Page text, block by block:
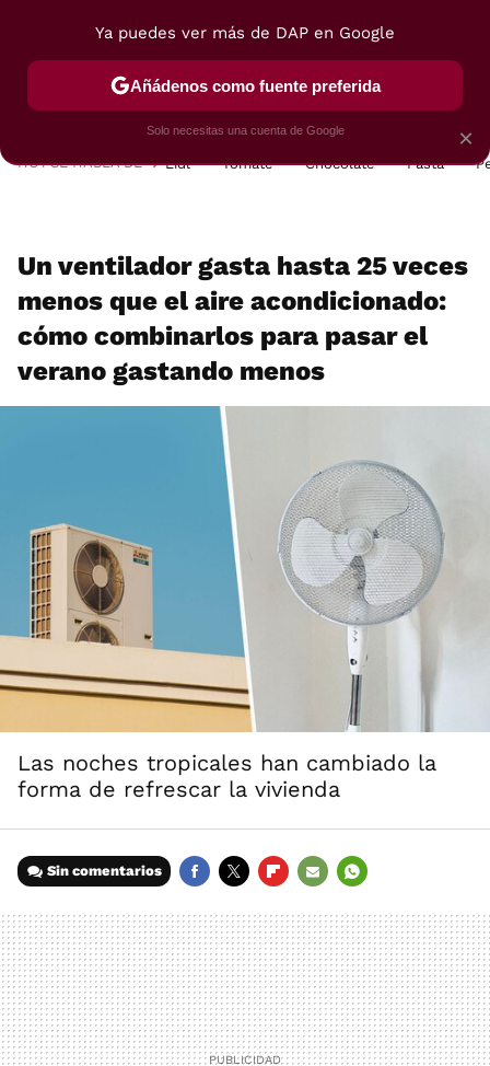
POSTRES VIAJES SELECCIÓN VEGUI
HOY SE HABLA DE Lidl Tomate Chocolate Pasta
Un ventilador gasta hasta 25 veces
menos que el aire acondicionado:
cómo combinarlos para pasar el
verano gastando menos
Las noches tropicales han cambiado la
forma de refrescar la vivienda
Sin comentarios
MAIL
×
Ya puedes ver más de DAP en Google
Añádenos como fuente preferida
Solo necesitas una cuenta de Google